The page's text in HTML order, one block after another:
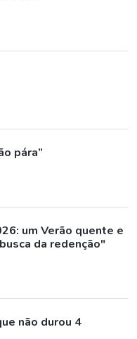
pára”
um Verão quente e
da redenção"
não durou 4